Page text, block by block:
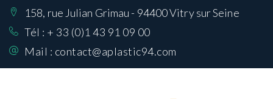
Nos Réalisations
sur mesure
Produits
158, rue Julian Grimau - 94400 Vitry sur Seine
Tél : + 33 (0)1 43 91 09 00
Mail : contact@aplastic94.com